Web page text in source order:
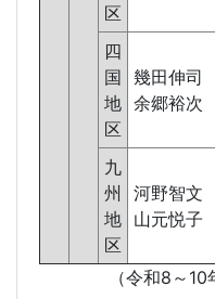
区
四
国
地
区
幾田伸司
余郷裕次
九
州
地
区
河野智文
山元悦子
（令和8～10年